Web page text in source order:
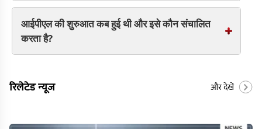
आईपीएल की शुरुआत कब हुई थी और इसे कौन संचालित
करता है?
रिलेटेड न्यूज और देखें